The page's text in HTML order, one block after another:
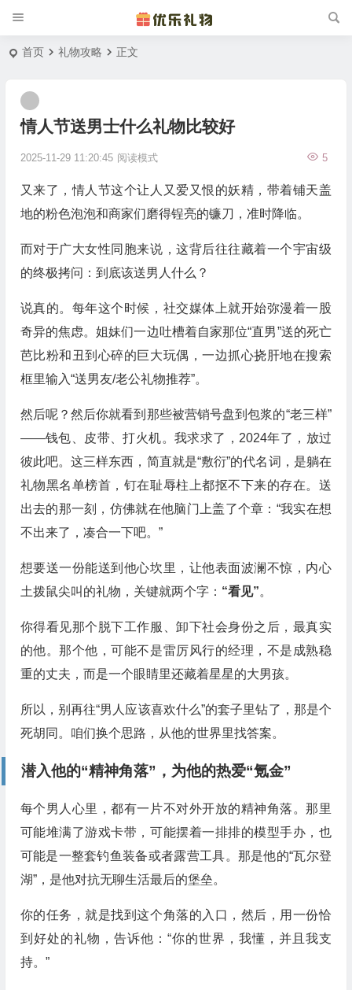
首页 礼物攻略 正文
情人节送男士什么礼物比较好
2025-11-29 11:20:45 5
阅读模式
又来了，情人节这个让人又爱又恨的妖精，带着铺天盖
地的粉色泡泡和商家们磨得锃亮的镰刀，准时降临。
而对于广大女性同胞来说，这背后往往藏着一个宇宙级
的终极拷问：到底该送男人什么？
说真的。每年这个时候，社交媒体上就开始弥漫着一股
奇异的焦虑。姐妹们一边吐槽着自家那位“直男”送的死亡
芭比粉和丑到心碎的巨大玩偶，一边抓心挠肝地在搜索
框里输入“送男友/老公礼物推荐”。
然后呢？然后你就看到那些被营销号盘到包浆的“老三样”
——钱包、皮带、打火机。我求求了，2024年了，放过
彼此吧。这三样东西，简直就是“敷衍”的代名词，是躺在
礼物黑名单榜首，钉在耻辱柱上都抠不下来的存在。送
出去的那一刻，仿佛就在他脑门上盖了个章：“我实在想
不出来了，凑合一下吧。”
想要送一份能送到他心坎里，让他表面波澜不惊，内心
土拨鼠尖叫的礼物，关键就两个字： “看见”。
你得看见那个脱下工作服、卸下社会身份之后，最真实
的他。那个他，可能不是雷厉风行的经理，不是成熟稳
重的丈夫，而是一个眼睛里还藏着星星的大男孩。
所以，别再往“男人应该喜欢什么”的套子里钻了，那是个
死胡同。咱们换个思路，从他的世界里找答案。
潜入他的“精神角落”，为他的热爱“氪金”
每个男人心里，都有一片不对外开放的精神角落。那里
可能堆满了游戏卡带，可能摆着一排排的模型手办，也
可能是一整套钓鱼装备或者露营工具。那是他的“瓦尔登
湖”，是他对抗无聊生活最后的堡垒。
你的任务，就是找到这个角落的入口，然后，用一份恰
到好处的礼物，告诉他：“你的世界，我懂，并且我支
持。”